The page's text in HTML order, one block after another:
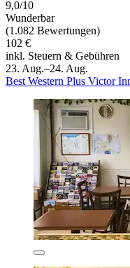
9,0/10
Wunderbar
(1.082 Bewertungen)
102 €
inkl. Steuern & Gebühren
23. Aug.–24. Aug.
Best Western Plus Victor